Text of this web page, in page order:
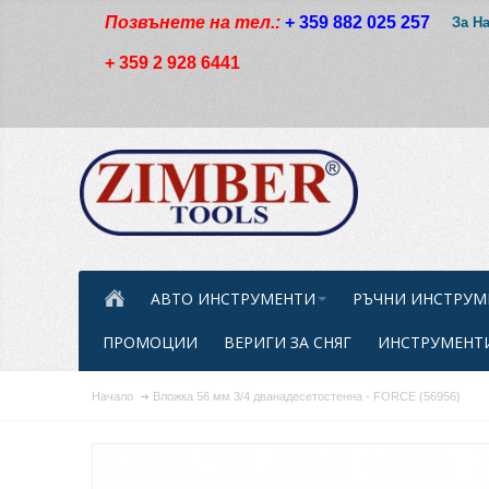
Позвънете на тел.: + 359 882 025 257
+ 359 2 928 6441
За
АВТО ИНСТРУМЕНТИ РЪЧНИ
ПРОМОЦИИ ВЕРИГИ ЗА СНЯГ
Начало Вложка 56 мм 3/4 дванадесетостенна - FORCE (56956)